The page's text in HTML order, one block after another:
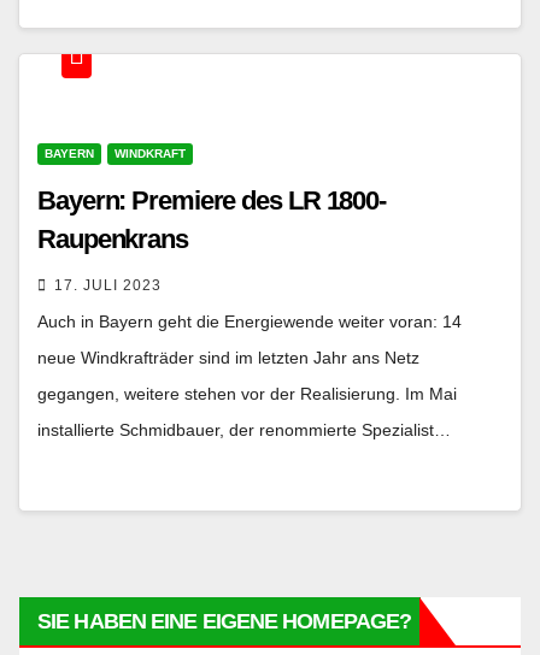
BAYERN WINDKRAFT
Bayern: Premiere des LR 1800-
Raupenkrans
17. JULI 2023
Auch in Bayern geht die Energiewende weiter voran: 14
neue Windkrafträder sind im letzten Jahr ans Netz
gegangen, weitere stehen vor der Realisierung. Im Mai
installierte Schmidbauer, der renommierte Spezialist…
SIE HABEN EINE EIGENE HOMEPAGE?